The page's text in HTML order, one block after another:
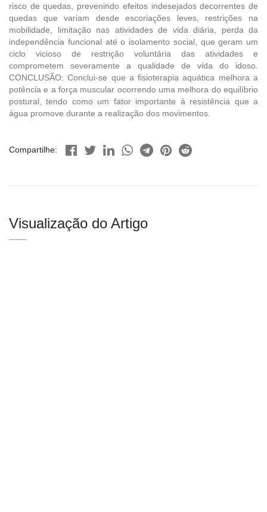
risco de quedas, prevenindo efeitos indesejados decorrentes de
quedas que variam desde escoriações leves, restrições na
mobilidade, limitação nas atividades de vida diária, perda da
independência funcional até o isolamento social, que geram um
ciclo vicioso de restrição voluntária das atividades e
comprometem severamente a qualidade de vida do idoso.
CONCLUSÃO: Conclui-se que a fisioterapia aquática melhora a
potência e a força muscular ocorrendo uma melhora do equilíbrio
postural, tendo como um fator importante à resistência que a
água promove durante a realização dos movimentos.
Compartilhe:
Visualização do Artigo